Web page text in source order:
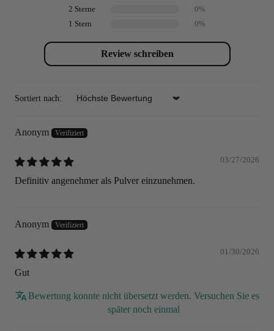
2 Sterne
0%
1 Stern
0%
Review schreiben
Sortiert nach: Sort by
Anonym
03/27/2026
Definitiv angenehmer als Pulver einzunehmen.
Anonym
01/30/2026
Gut
Bewertung konnte nicht übersetzt werden. Versuchen Sie es
später noch einmal